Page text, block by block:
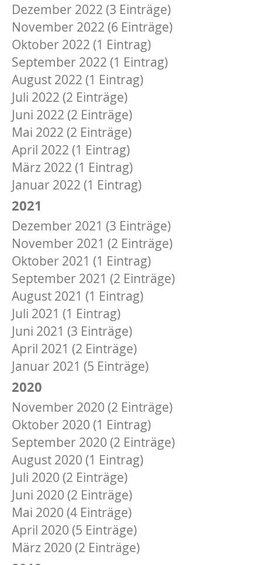
Dezember 2022 (3 Einträge)
November 2022 (6 Einträge)
Oktober 2022 (1 Eintrag)
September 2022 (1 Eintrag)
August 2022 (1 Eintrag)
Juli 2022 (2 Einträge)
Juni 2022 (2 Einträge)
Mai 2022 (2 Einträge)
April 2022 (1 Eintrag)
März 2022 (1 Eintrag)
Januar 2022 (1 Eintrag)
2021
Dezember 2021 (3 Einträge)
November 2021 (2 Einträge)
Oktober 2021 (1 Eintrag)
September 2021 (2 Einträge)
August 2021 (1 Eintrag)
Juli 2021 (1 Eintrag)
Juni 2021 (3 Einträge)
April 2021 (2 Einträge)
Januar 2021 (5 Einträge)
2020
November 2020 (2 Einträge)
Oktober 2020 (1 Eintrag)
September 2020 (2 Einträge)
August 2020 (1 Eintrag)
Juli 2020 (2 Einträge)
Juni 2020 (2 Einträge)
Mai 2020 (4 Einträge)
April 2020 (5 Einträge)
März 2020 (2 Einträge)